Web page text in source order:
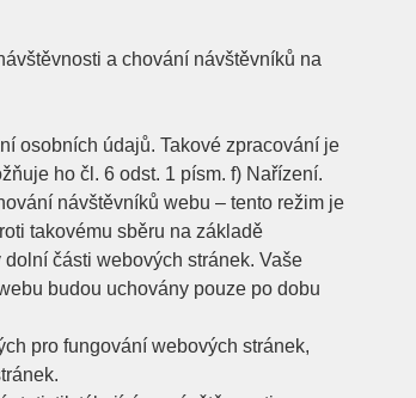
a chování návštěvníků na
osobních údajů. Takové zpracování je
ho čl. 6 odst. 1 písm. f) Nařízení.
návštěvníků webu – tento režim je
takovému sběru na základě
části webových stránek. Vaše
budou uchovány pouze po dobu
pro fungování webových stránek,